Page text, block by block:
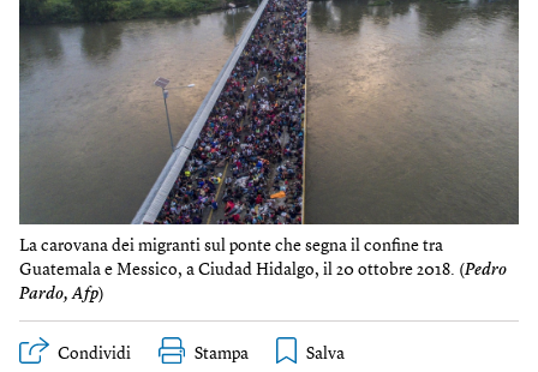
La carovana dei migranti sul ponte che segna il confine tra
Guatemala e Messico, a Ciudad Hidalgo, il 20 ottobre 2018. (Pedro
Pardo, Afp)
Condividi Stampa